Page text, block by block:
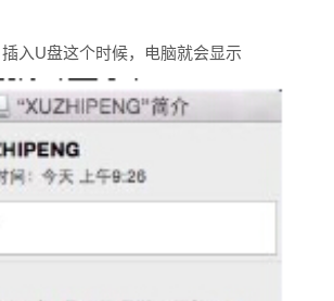
入U盘这个时候，电脑就会显示